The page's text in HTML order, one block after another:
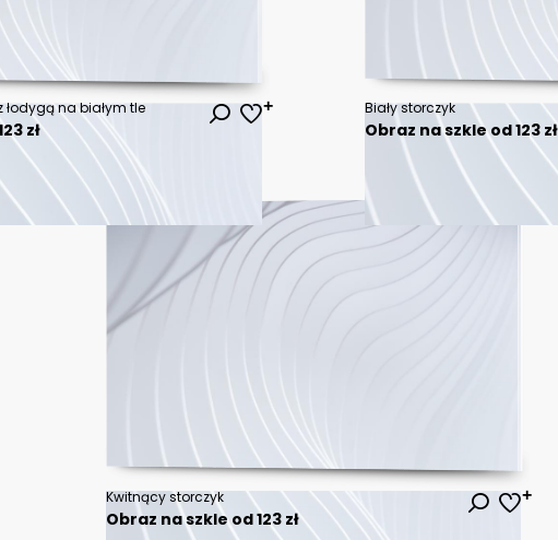
łodygą na białym tle
zł
Biały storczyk
Obraz na szkle od 123 zł
Kwitnący storczyk
Obraz na szkle od 123 zł